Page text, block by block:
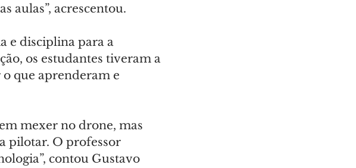
aulas”, acrescentou.
e disciplina para a
os estudantes tiveram a
que aprenderam e
mexer no drone, mas
pilotar. O professor
contou Gustavo